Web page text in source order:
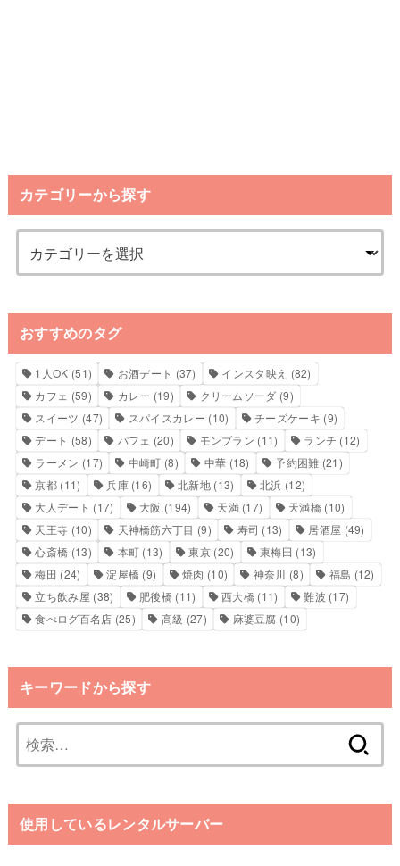
カテゴリーから探す
おすすめのタグ
1人OK (51) お酒デート (37) インスタ映え (82)
カフェ (59) カレー (19) クリームソーダ (9)
スイーツ (47) スパイスカレー (10) チーズケーキ (9)
デート (58) パフェ (20) モンブラン (11) ランチ (12)
ラーメン (17) 中崎町 (8) 中華 (18) 予約困難 (21)
京都 (11) 兵庫(16) 北新地(13) 北浜 (12)
大人デート (17) 大阪 (194) 天満(17) 天満橋(10)
天王寺 (10) 天神橋筋六丁目 (9) 寿司 (13) 居酒屋 (49)
心斎橋 (13) 本町 (13) 東京(20) 東梅田 (13)
梅田 (24) 淀屋橋 (9) 焼肉 (10) 神奈川 (8) 福島 (12)
立ち飲み屋 (38) 肥後橋 (11) 西大橋 (11) 難波 (17)
食べログ百名店 (25) 高級 (27) 麻婆豆腐 (10)
キーワードから探す
索:
使用しているレンタルサーバー